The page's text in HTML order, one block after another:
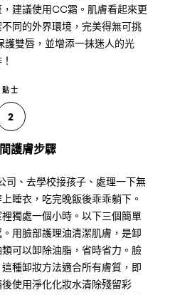
建議使用CC霜。肌膚看起來更
同的外界環境，完美得無可挑
護雙唇，並增添一抹迷人的光
貼士
2
護膚步驟
司、去學校接孩子、處理一下無
睡衣，吃完晚飯後乖乖躺下。
獨處一個小時。以下三個簡單
用臉部護理油清潔肌膚，是卸
可以卸除油脂，省時省力。臉
種卸妝方法適合所有膚質，即
使用淨化化妝水清除殘留彩